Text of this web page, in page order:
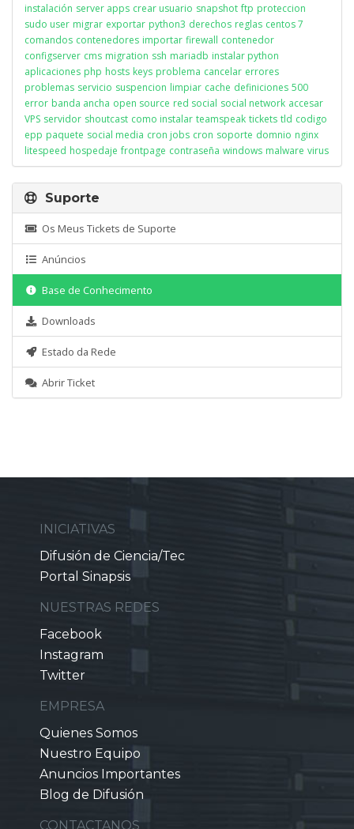
instalación server apps crear usuario snapshot ftp proteccion
sudo user migrar exportar python3 derechos reglas centos 7
comandos contenedores importar firewall contenedor
configserver cms migration ssh mariadb instalar python
aplicaciones php hosts keys problema cancelar errores
problemas servicio suspencion limpiar cache definiciones 500
error banda ancha open source red social social network accesar
VPS servidor shoutcast como instalar teamspeak tickets tld codigo
epp paquete social media cron jobs cron soporte domnio nginx
litespeed hospedaje frontpage contraseña windows malware virus
Suporte
Os Meus Tickets de Suporte
Anúncios
Base de Conhecimento
Downloads
Estado da Rede
Abrir Ticket
INICIATIVAS
Difusión de Ciencia/Tec
Portal Sinapsis
NUESTRAS REDES
Facebook
Instagram
Twitter
EMPRESA
Quienes Somos
Nuestro Equipo
Anuncios Importantes
Blog de Difusión
CONTACTANOS